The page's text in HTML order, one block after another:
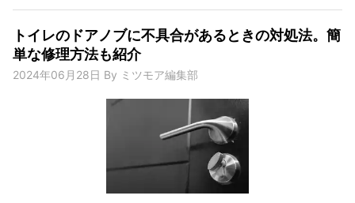
トイレのドアノブに不具合があるときの対処法。簡
単な修理方法も紹介
2024年06月28日 By ミツモア編集部